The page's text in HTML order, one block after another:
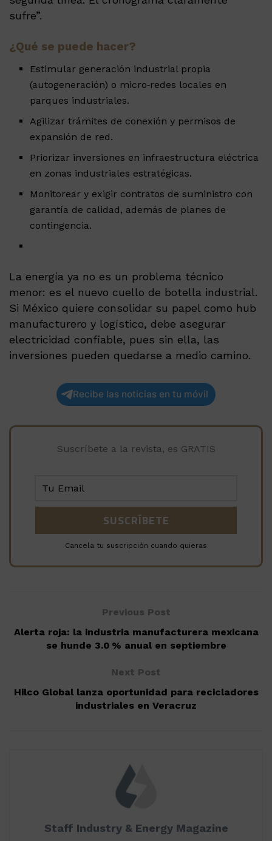
sufre”.
¿Qué se puede hacer?
Estimular generación industrial propia
(autogeneración) o micro‑redes locales en
parques industriales.
Agilizar trámites de conexión y permisos de
expansión de red.
Priorizar inversiones en infraestructura eléctrica
en zonas industriales estratégicas.
Monitorear y exigir contratos de suministro con
garantía de calidad, además de planes de
contingencia.
La energía ya no es un problema técnico
menor: es el nuevo cuello de botella industrial.
Si México quiere consolidar su papel como hub
manufacturero y logístico, debe asegurar
electricidad confiable, pues sin ella, las
inversiones pueden quedarse a medio camino.
Recibe las noticias en tu móvil
Suscríbete a la revista, es GRATIS
Cancela tu suscripción cuando quieras
Previous Post
Alerta roja: la industria manufacturera mexicana
se hunde 3.0 % anual en septiembre
Next Post
Hilco Global lanza oportunidad para recicladores
industriales en Veracruz
Staff Industry & Energy Magazine